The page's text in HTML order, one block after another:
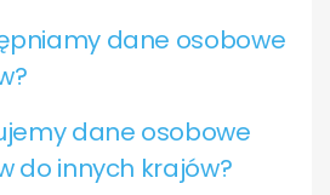
dane osobowe
dane osobowe
do innych krajów?